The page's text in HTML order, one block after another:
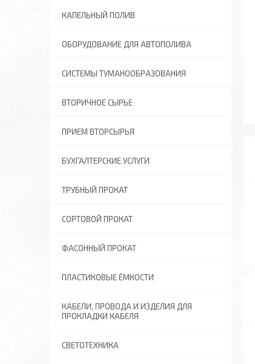
КАПЕЛЬНЫЙ ПОЛИВ
ОБОРУДОВАНИЕ ДЛЯ АВТОПОЛИВА
СИСТЕМЫ ТУМАНООБРАЗОВАНИЯ
ВТОРИЧНОЕ СЫРЬЕ
ПРИЕМ ВТОРСЫРЬЯ
БУХГАЛТЕРСКИЕ УСЛУГИ
ТРУБНЫЙ ПРОКАТ
СОРТОВОЙ ПРОКАТ
ФАСОННЫЙ ПРОКАТ
ПЛАСТИКОВЫЕ ЁМКОСТИ
КАБЕЛИ, ПРОВОДА И ИЗДЕЛИЯ ДЛЯ
ПРОКЛАДКИ КАБЕЛЯ
СВЕТОТЕХНИКА